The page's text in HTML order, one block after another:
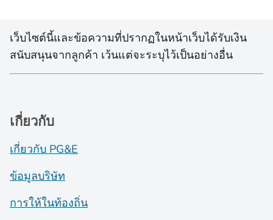
เว็บไซต์นี้และข้อความที่ปรากฏในหน้าเว็บได้รับเงิน
สนับสนุนจากลูกค้า เว้นแต่จะระบุไว้เป็นอย่างอื่น
เกี่ยวกับ
เกี่ยวกับ PG&E
ข้อมูลบริษัท
การให้ในท้องถิ่น